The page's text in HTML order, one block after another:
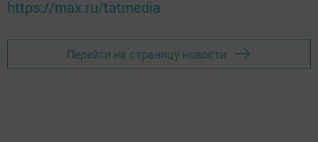
https://max.ru/tatmedia
Перейти на страницу новости